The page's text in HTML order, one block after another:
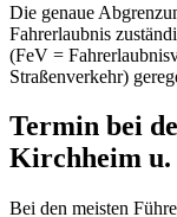
Die genaue
Fahrerlaubnis
(FeV =
Straßenverkehr)
Termin bei
Kirchheim u.
Bei den meisten